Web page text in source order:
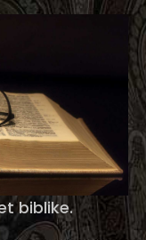
biblike.